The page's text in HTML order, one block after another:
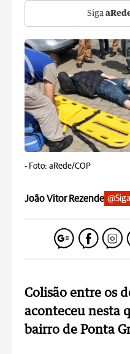
Siga
- Foto: aRede/COP
João Vitor Rezende
Colisão entre os
aconteceu nesta
bairro de Ponta